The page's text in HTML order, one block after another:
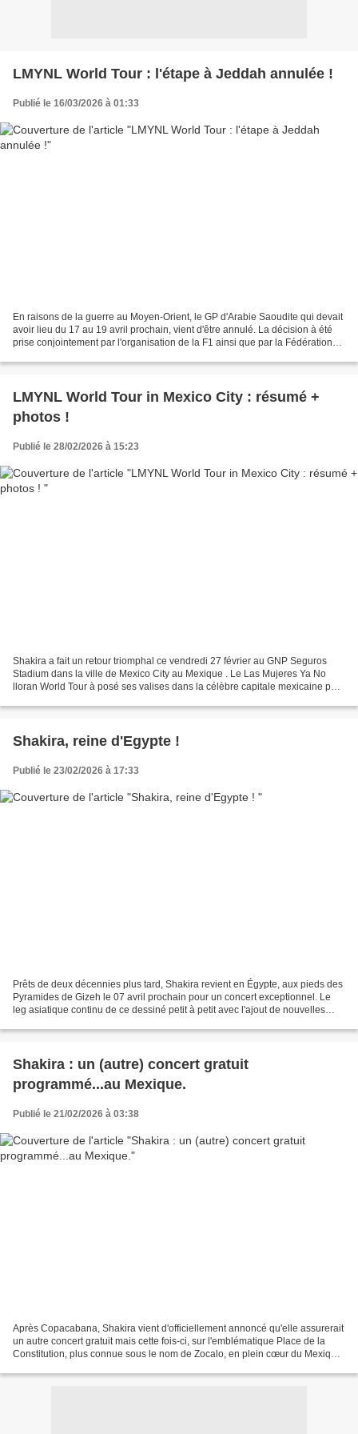
LMYNL World Tour : l'étape à Jeddah annulée !
Publié le 16/03/2026 à 01:33
En raisons de la guerre au Moyen-Orient, le GP d'Arabie Saoudite qui devait
avoir lieu du 17 au 19 avril prochain, vient d'être annulé. La décision à été
prise conjointement par l'organisation de la F1 ainsi que par la Fédération
LMYNL World Tour in Mexico City : résumé +
photos !
Publié le 28/02/2026 à 15:23
Shakira a fait un retour triomphal ce vendredi 27 février au GNP Seguros
Stadium dans la ville de Mexico City au Mexique . Le Las Mujeres Ya No
lloran World Tour à posé ses valises dans la célèbre capitale mexicaine pour
Shakira, reine d'Egypte !
Publié le 23/02/2026 à 17:33
Prêts de deux décennies plus tard, Shakira revient en Égypte, aux pieds des
Pyramides de Gizeh le 07 avril prochain pour un concert exceptionnel. Le
leg asiatique continu de ce dessiné petit à petit avec l'ajout de nouvelles
Shakira : un (autre) concert gratuit
programmé...au Mexique.
Publié le 21/02/2026 à 03:38
Après Copacabana, Shakira vient d'officiellement annoncé qu'elle assurerait
un autre concert gratuit mais cette fois-ci, sur l'emblématique Place de la
Constitution, plus connue sous le nom de Zocalo, en plein cœur du Mexique,